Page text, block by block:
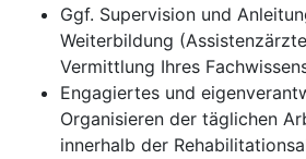
Ggf. Supervision und
Weiterbildung
Vermittlung Ihres
Engagiertes und
Organisieren der täglichen
innerhalb der